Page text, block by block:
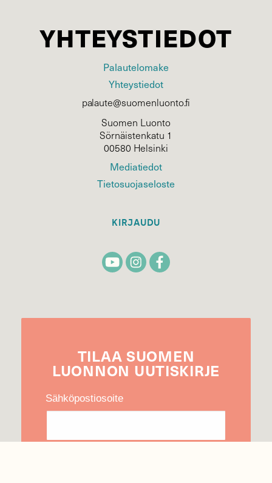
YHTEYSTIEDOT
Palautelomake
Yhteystiedot
palaute@suomenluonto.fi
Suomen Luonto
Sörnäistenkatu 1
00580 Helsinki
Mediatiedot
Tietosuojaseloste
KIRJAUDU
TILAA SUOMEN
LUONNON UUTIS­KIRJE
Sähköpostiosoite